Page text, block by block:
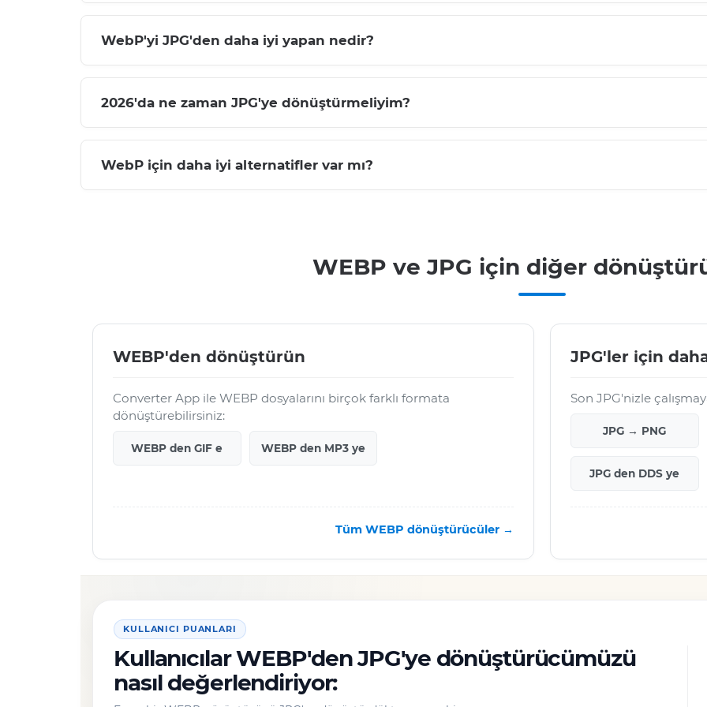
WebP'yi JPG'den daha iyi yapan nedir?
2026'da ne zaman JPG'ye dönüştürmeliyim?
WebP için daha iyi alternatifler var mı?
WEBP ve JPG için diğer
WEBP'den dönüştürün
Converter App ile WEBP dosyalarını birçok farklı formata
dönüştürebilirsiniz:
WEBP den GIF e WEBP den MP3 ye
Tüm WEBP dönüştürücüler →
JPG'ler için
Son JPG'nizle
JPG → PNG
JPG den DDS ye
KULLANICI PUANLARI
Kullanıcılar WEBP'den JPG'ye dönüştürücümüzü
nasıl değerlendiriyor: